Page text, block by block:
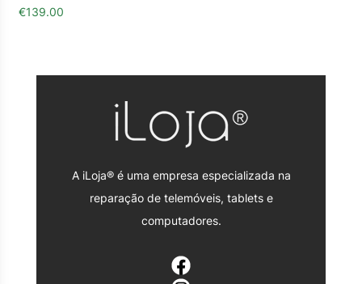
€139.00
A iLoja® é uma empresa especializada na
reparação de telemóveis, tablets e
computadores.